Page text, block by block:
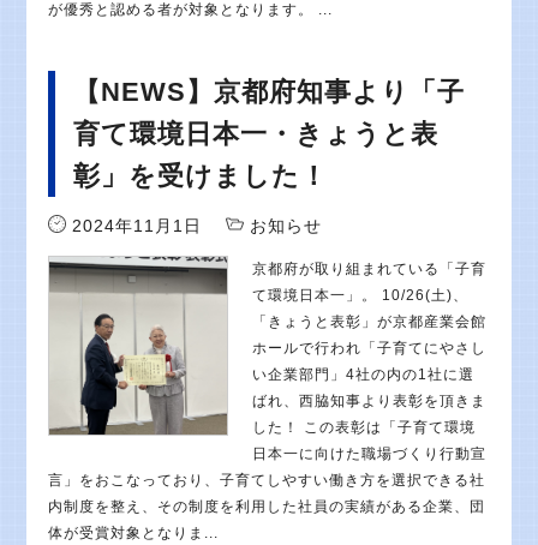
が優秀と認める者が対象となります。 ...
【NEWS】京都府知事より「子
育て環境日本一・きょうと表
彰」を受けました！
2024年11月1日 お知らせ
京都府が取り組まれている「子育
て環境日本一」。 10/26(土)、
「きょうと表彰」が京都産業会館
ホールで行われ「子育てにやさし
い企業部門」4社の内の1社に選
ばれ、西脇知事より表彰を頂きま
した！ この表彰は「子育て環境
日本一に向けた職場づくり行動宣
言」をおこなっており、子育てしやすい働き方を選択できる社
内制度を整え、その制度を利用した社員の実績がある企業、団
体が受賞対象となりま...